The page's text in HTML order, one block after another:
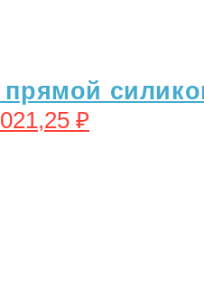
₽